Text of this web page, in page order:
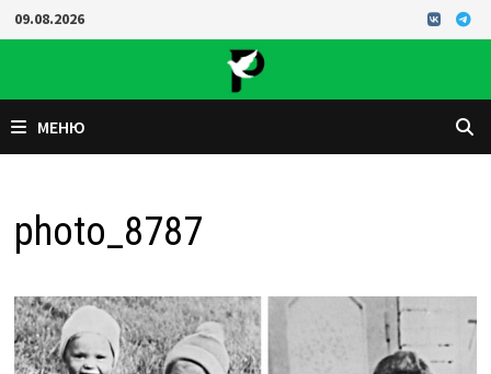
Перейти
к
09.08.2026
МЕНЮ
photo_8787